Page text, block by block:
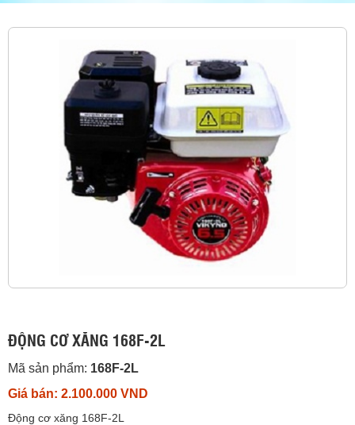
ĐỘNG CƠ XĂNG 168F-2L
Mã sản phẩm: 168F-2L
Giá bán: 2.100.000 VND
Động cơ xăng 168F-2L